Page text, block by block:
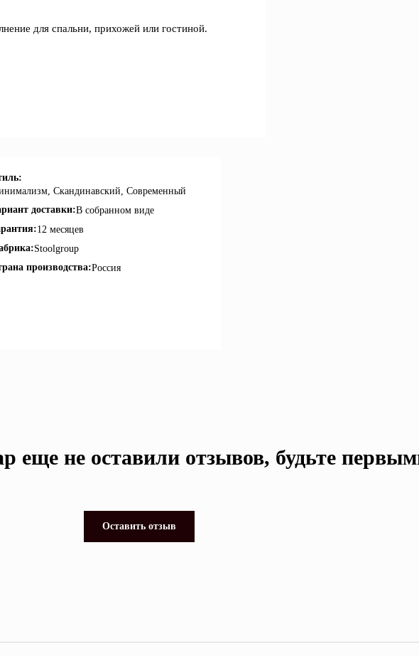
для спальни, прихожей или гостиной.
Скандинавский, Современный
доставки:В собранном виде
12 месяцев
Stoolgroup
производства:Россия
еще не оставили отзывов, будьте
Оставить отзыв